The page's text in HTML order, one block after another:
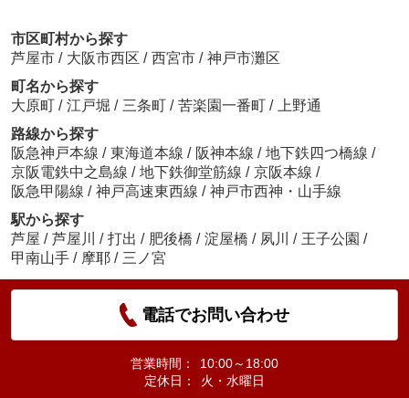
市区町村から探す
芦屋市 / 大阪市西区 / 西宮市 / 神戸市灘区
町名から探す
大原町 / 江戸堀 / 三条町 / 苦楽園一番町 /
上野通
路線から探す
阪急神戸本線 / 東海道本線 / 阪神本線 / 地下鉄四つ橋線 /
京阪電鉄中之島線 / 地下鉄御堂筋線 / 京阪本線 /
阪急甲陽線 / 神戸高速東西線 / 神戸市西神・山手線
駅から探す
芦屋 / 芦屋川 / 打出 / 肥後橋 / 淀屋橋 / 夙川 / 王子公園 /
甲南山手 / 摩耶 / 三ノ宮
電話でお問い合わせ
営業時間：
10:00～18:00
定休日：
火・水曜日